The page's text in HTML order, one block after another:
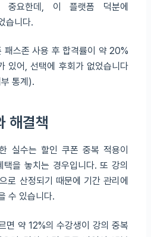
중요한데, 이 플랫폼 덕분에
습니다.
스존 사용 후 합격률이 약 20%
있어, 선택에 후회가 없었습니다
통계).
해결책
실수는 할인 쿠폰 중복 적용이
을 놓치는 경우입니다. 또 강의
로 산정되기 때문에 기간 관리에
수 있습니다.
면 약 12%의 수강생이 강의 중복